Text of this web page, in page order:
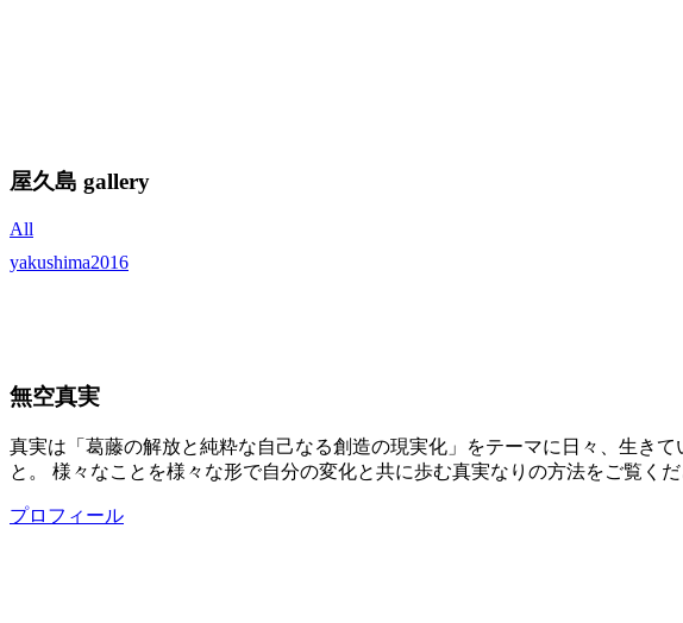
屋久島 gallery
All
yakushima2016
無空真実
真実は「葛藤の解放と純粋な自己なる創造の現実化」をテーマに日々、生き
と。 様々なことを様々な形で自分の変化と共に歩む真実なりの方法をご覧くだ
プロフィール